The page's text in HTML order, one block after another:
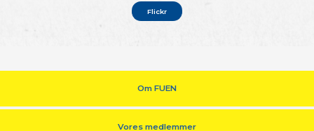
Flickr
Om FUEN
Vores medlemmer